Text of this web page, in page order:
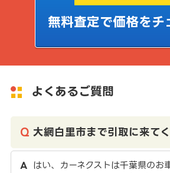
無料査定で価格をチ
よくあるご質問
大網白里市まで引取に来て
はい、カーネクストは千葉県のお